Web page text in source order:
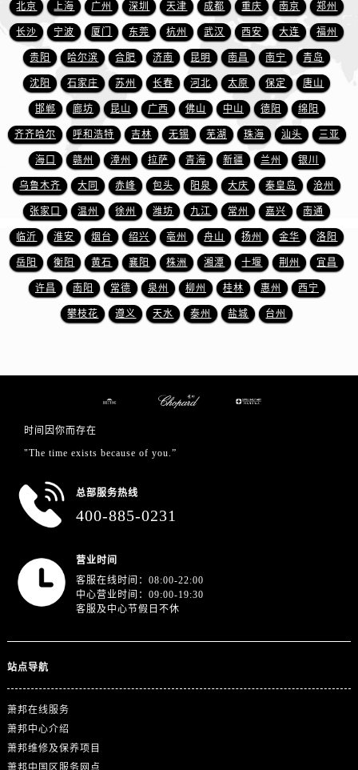
湖南省郴州市北湖区国庆北路萧邦售后服务中心（需提前预约）
湖南省衡阳市雁峰区解放路萧邦售后服务中心（需提前预约）
湖南省怀化市鹤城区迎丰中路萧邦售后服务中心（需提前预约）
湖南省娄底市娄星区长青街萧邦售后服务中心（需提前预约）
湖南省邵阳市双清区东风路萧邦售后服务中心（需提前预约）
湖南省湘潭市雨湖区莲城大道萧邦售后服务中心（需提前预约）
湖南省益阳市赫山区桃花仑路萧邦售后服务中心（需提前预约）
湖南省永州市冷水滩区永州大道与中兴路交叉口萧邦售后服务中心（需提前预约）
湖南省岳阳市岳阳楼区东茅岭路萧邦售后服务中心（需提前预约）
湖南省张家界市永定区解放路萧邦售后服务中心（需提前预约）
湖南省长沙市芙蓉区建湘路393号世茂环球金融中心写字楼10层1013室萧邦售后服务中心（需提前预约）
湖南省株洲市芦淞区建设南路萧邦售后服务中心（需提前预约）
甘肃省白银市白银区北京路萧邦售后服务中心（需提前预约）
宁夏回族自治区吴忠市利通区开元大道萧邦售后服务中心（需提前预约）
宁夏回族自治区中卫市沙坡头区鼓楼东街萧邦售后服务中心（需提前预约）
北京 上海 广州 深圳 天津 成都 重庆 南京 郑州
长沙 宁波 厦门 东莞 杭州 武汉 西安 大连 福州
贵阳 哈尔滨 合肥 济南 昆明 南昌 南宁 青岛
沈阳 石家庄 苏州 长春 河北 太原 保定 唐山
邯郸 廊坊 昆山 广西 佛山 中山 德阳 绵阳
齐齐哈尔 呼和浩特 吉林 无锡 芜湖 珠海 汕头 三亚
海口 赣州 漳州 拉萨 青海 新疆 兰州 银川
乌鲁木齐 大同 赤峰 包头 阳泉 大庆 秦皇岛 沧州
张家口 温州 徐州 潍坊 九江 常州 嘉兴 南通
临沂 淮安 烟台 绍兴 亳州 舟山 扬州 金华 洛阳
岳阳 衡阳 黄石 襄阳 株洲 湘潭 十堰 荆州 宜昌
许昌 南阳 常德 泉州 柳州 桂林 惠州 西宁
攀枝花 遵义 天水 泰州 盐城 台州
时间因你而存在
"The time exists because of you.”
总部服务热线
400-885-0231
营业时间
客服在线时间：08:00-22:00
中心营业时间：09:00-19:30
客服及中心节假日不休
站点导航
萧邦在线服务
萧邦中心介绍
萧邦维修及保养项目